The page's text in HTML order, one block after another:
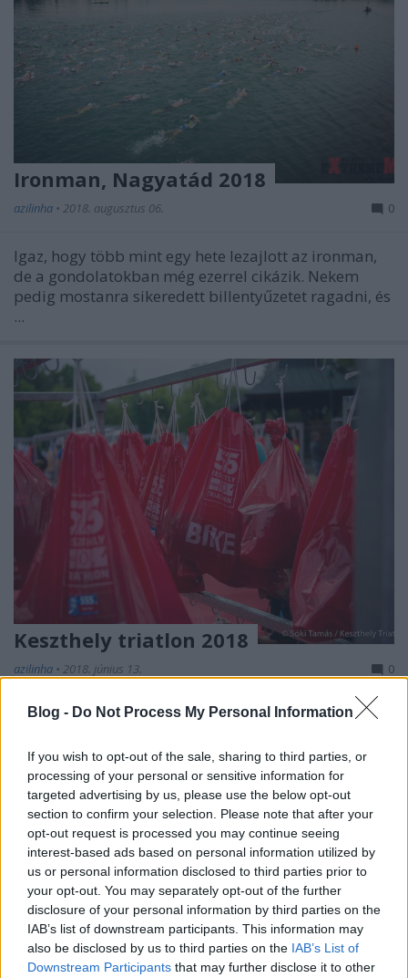
Blog - Do Not Process My Personal Information
If you wish to opt-out of the sale, sharing to third parties, or
processing of your personal or sensitive information for
targeted advertising by us, please use the below opt-out
section to confirm your selection. Please note that after your
opt-out request is processed you may continue seeing
interest-based ads based on personal information utilized by
us or personal information disclosed to third parties prior to
your opt-out. You may separately opt-out of the further
disclosure of your personal information by third parties on the
IAB’s list of downstream participants. This information may
also be disclosed by us to third parties on the IAB’s List of
Downstream Participants that may further disclose it to other
Ironman, Nagyatád 2018
azilinha • 2018. augusztus 06. 0
Igaz, hogy több mint egy hete lezajlott az ironman,
de a gondolatokban még ezerrel cikázik. Nekem
pedig mostanra sikeredett billentyűzetet ragadni, és
...
Keszthely triatlon 2018
azilinha • 2018. június 13. 0
Ha mindig csak a jó dolgokról írnék, akkor ez a
árnyékos oldala is, amit a szombati időjárás ...